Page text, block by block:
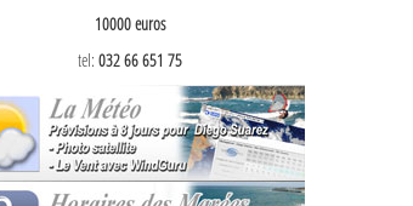
10000 euros
tel: 032 66 651 75